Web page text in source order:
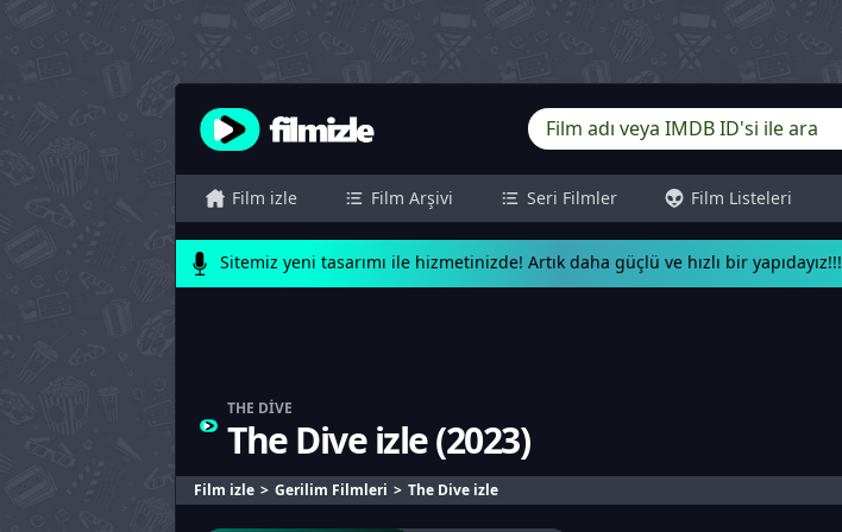
Film izle Film Arşivi Seri Filmler Film Listeleri
Sitemiz yeni tasarımı ile hizmetinizde! Artık daha güçlü ve hızlı bir yapıdayız!!!
The Dive izle(2023)
THE DIVE
Film izle Gerilim Filmleri The Dive izle